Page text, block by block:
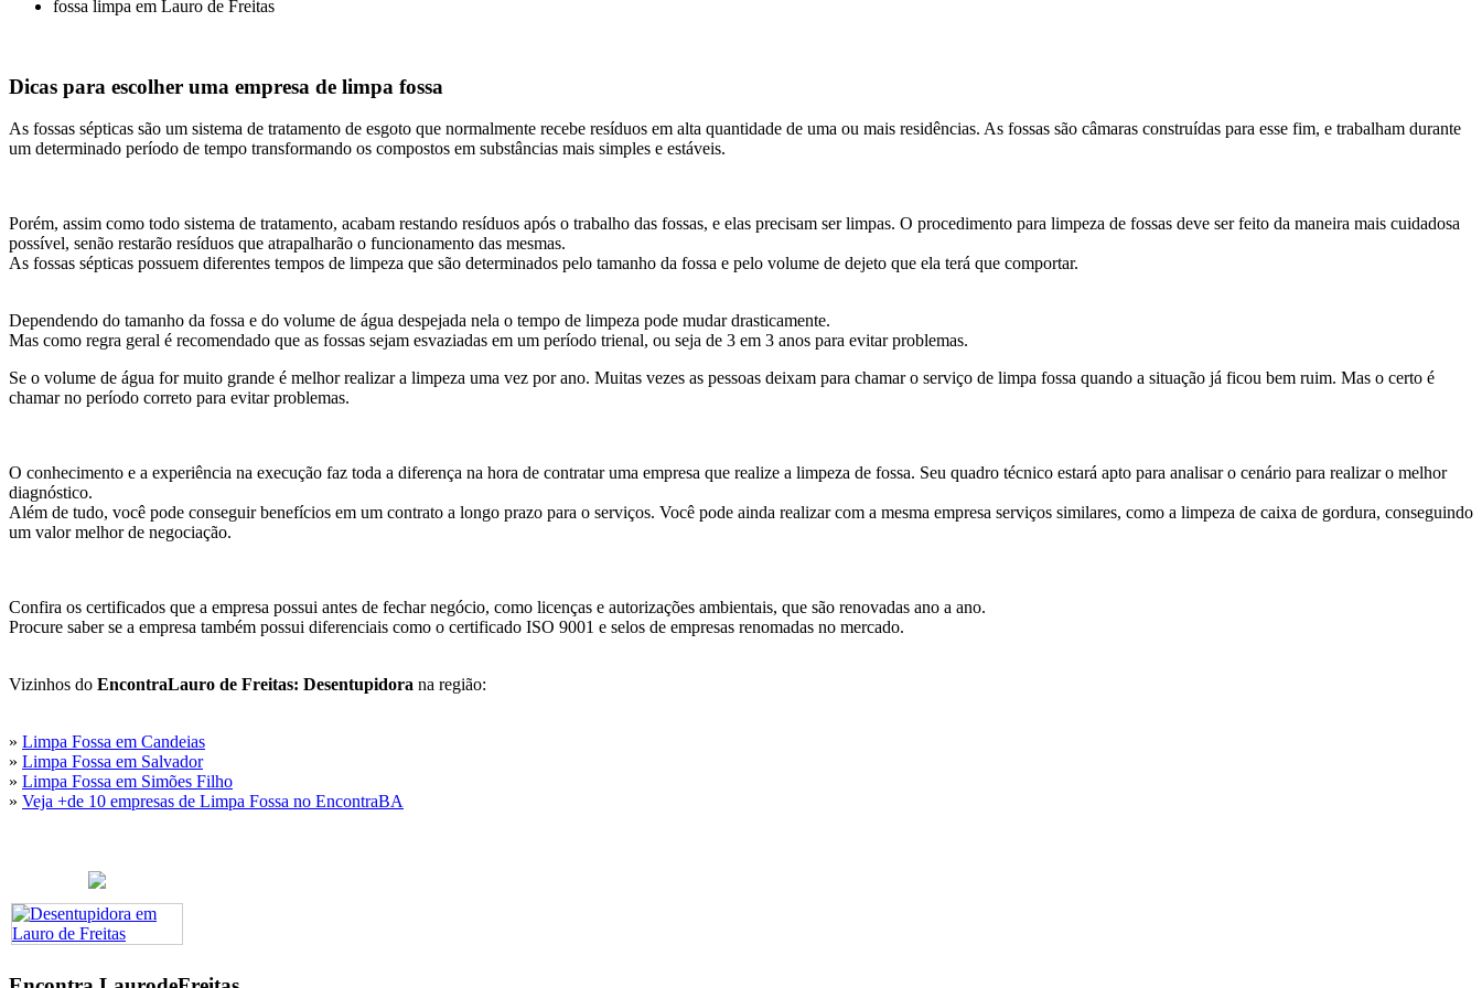
fossa limpa em Lauro de Freitas
Dicas para escolher uma empresa de limpa fossa
As fossas sépticas são um sistema de tratamento de esgoto que normalmente recebe resíduos em alta quantidade de uma ou mais residências. As fossas são câmaras construídas para esse fim, e trabalham durante
um determinado período de tempo transformando os compostos em substâncias mais simples e estáveis.
Porém, assim como todo sistema de tratamento, acabam restando resíduos após o trabalho das fossas, e elas precisam ser limpas. O procedimento para limpeza de fossas deve ser feito da maneira mais cuidadosa
possível, senão restarão resíduos que atrapalharão o funcionamento das mesmas.
As fossas sépticas possuem diferentes tempos de limpeza que são determinados pelo tamanho da fossa e pelo volume de dejeto que ela terá que comportar.
Dependendo do tamanho da fossa e do volume de água despejada nela o tempo de limpeza pode mudar drasticamente.
Mas como regra geral é recomendado que as fossas sejam esvaziadas em um período trienal, ou seja de 3 em 3 anos para evitar problemas.
Se o volume de água for muito grande é melhor realizar a limpeza uma vez por ano. Muitas vezes as pessoas deixam para chamar o serviço de limpa fossa quando a situação já ficou bem ruim. Mas o certo é
chamar no período correto para evitar problemas.
O conhecimento e a experiência na execução faz toda a diferença na hora de contratar uma empresa que realize a limpeza de fossa. Seu quadro técnico estará apto para analisar o cenário para realizar o melhor
diagnóstico.
Além de tudo, você pode conseguir benefícios em um contrato a longo prazo para o serviços. Você pode ainda realizar com a mesma empresa serviços similares, como a limpeza de caixa de gordura, conseguindo
um valor melhor de negociação.
Confira os certificados que a empresa possui antes de fechar negócio, como licenças e autorizações ambientais, que são renovadas ano a ano.
Procure saber se a empresa também possui diferenciais como o certificado ISO 9001 e selos de empresas renomadas no mercado.
Vizinhos do EncontraLauro de Freitas: Desentupidora na região:
» Limpa Fossa em Candeias
» Limpa Fossa em Salvador
» Limpa Fossa em Simões Filho
» Veja +de 10 empresas de Limpa Fossa no EncontraBA